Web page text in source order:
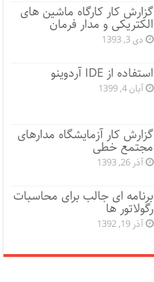
گزارش کار کارگاه ماشین های
الکتریکی و مدار فرمان
دی 3, 1393
استفاده از IDE آردوینو
آبان 4, 1399
گزارش کار آزمایشگاه مدارهای
مجتمع خطی
آذر 26, 1393
برنامه ای جالب برای محاسبات
رگولاتور ها
آذر 19, 1392